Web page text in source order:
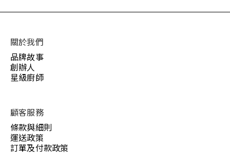
關於我們
品牌故事
創辦人
星級廚師
顧客服務
條款與細則
運送政策
訂單及付款政策